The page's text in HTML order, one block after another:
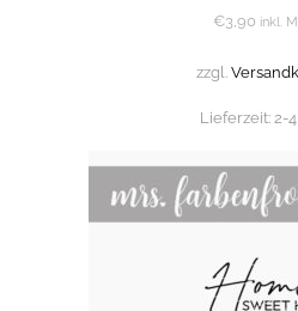
€3,90 inkl.
zzgl.
Lieferzeit: 2-